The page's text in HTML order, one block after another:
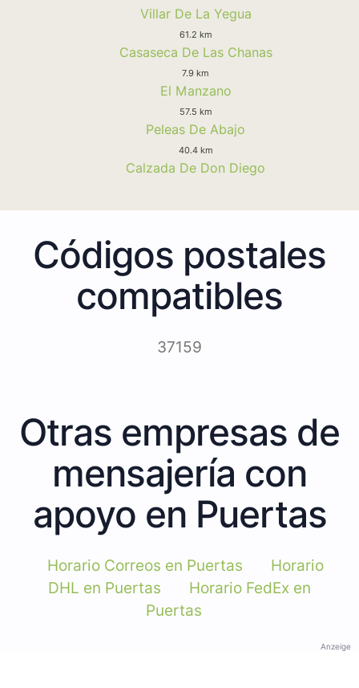
Villar De La Yegua
61.2 km
Casaseca De Las Chanas
7.9 km
El Manzano
57.5 km
Peleas De Abajo
40.4 km
Calzada De Don Diego
Códigos postales
compatibles
37159
Otras empresas de
mensajería con
apoyo en Puertas
Horario Correos en Puertas
Horario
DHL en Puertas
Horario FedEx en
Puertas
Anzeige